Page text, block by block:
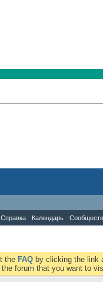
Справка Календарь
the FAQ by clicking the link
forum that you want to